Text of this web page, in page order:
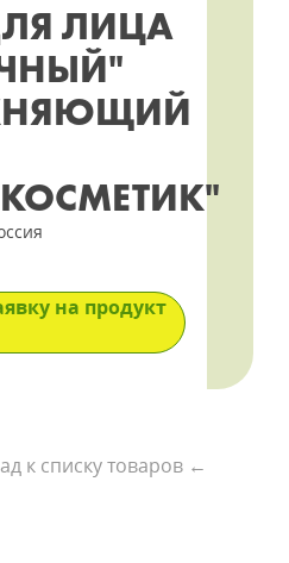
ЛИЦА
на продукт
к списку товаров ←